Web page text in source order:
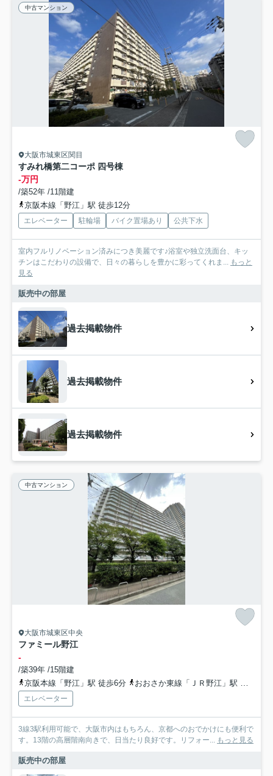
中古マンション
大阪市城東区関目
すみれ橋第二コーポ 四号棟
-万円
/築52年 /11階建
京阪本線「野江」駅 徒歩12分
エレベーター 駐輪場 バイク置場あり 公共下水
室内フルリノベーション済みにつき美麗です♪浴室や独立洗面台、キッ
チンはこだわりの設備で、日々の暮らしを豊かに彩ってくれま... もっと
見る
販売中の部屋
過去掲載物件
過去掲載物件
過去掲載物件
中古マンション
大阪市城東区中央
ファミール野江
-
/築39年 /15階建
京阪本線「野江」駅 徒歩6分
おおさか東線「ＪＲ野江」駅 徒歩6分
エレベーター
3線3駅利用可能で、大阪市内はもちろん、京都へのおでかけにも便利で
す。13階の高層階南向きで、日当たり良好です。リフォー...
もっと見る
販売中の部屋